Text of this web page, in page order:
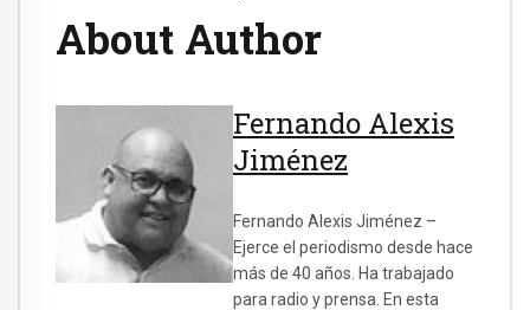
About Author
Fernando Alexis
Jiménez
Fernando Alexis Jiménez –
Ejerce el periodismo desde hace
más de 40 años. Ha trabajado
para radio y prensa. En esta